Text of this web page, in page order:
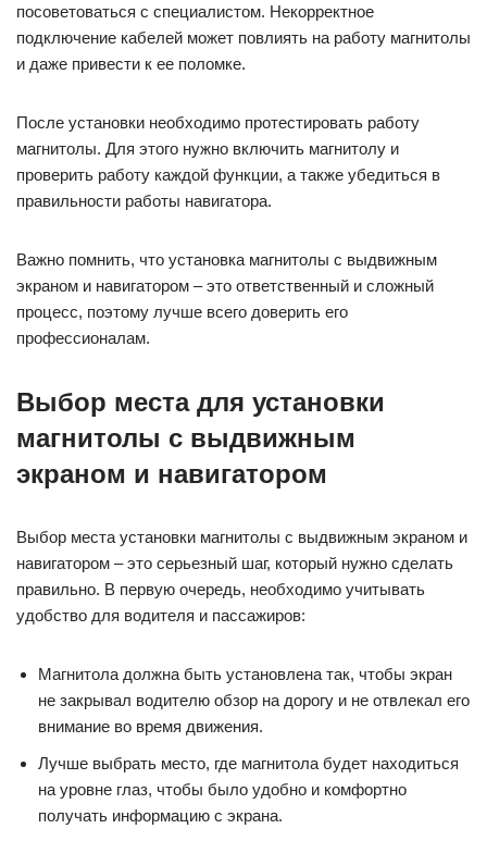
посоветоваться с специалистом. Некорректное
подключение кабелей может повлиять на работу магнитолы
и даже привести к ее поломке.
После установки необходимо протестировать работу
магнитолы. Для этого нужно включить магнитолу и
проверить работу каждой функции, а также убедиться в
правильности работы навигатора.
Важно помнить, что установка магнитолы с выдвижным
экраном и навигатором – это ответственный и сложный
процесс, поэтому лучше всего доверить его
профессионалам.
Выбор места для установки
магнитолы с выдвижным
экраном и навигатором
Выбор места установки магнитолы с выдвижным экраном и
навигатором – это серьезный шаг, который нужно сделать
правильно. В первую очередь, необходимо учитывать
удобство для водителя и пассажиров:
Магнитола должна быть установлена так, чтобы экран
не закрывал водителю обзор на дорогу и не отвлекал его
внимание во время движения.
Лучше выбрать место, где магнитола будет находиться
на уровне глаз, чтобы было удобно и комфортно
получать информацию с экрана.